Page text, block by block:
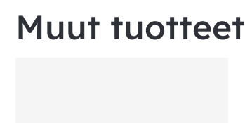
Muut tuotteet